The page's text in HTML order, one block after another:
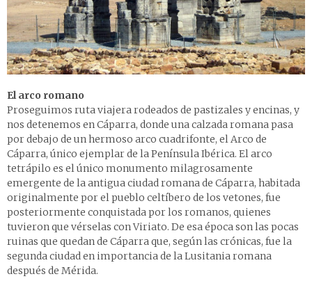
El arco romano
Proseguimos ruta viajera rodeados de pastizales y encinas, y
nos detenemos en Cáparra, donde una calzada romana pasa
por debajo de un hermoso arco cuadrifonte, el Arco de
Cáparra, único ejemplar de la Península Ibérica. El arco
tetrápilo es el único monumento milagrosamente
emergente de la antigua ciudad romana de Cáparra, habitada
originalmente por el pueblo celtíbero de los vetones, fue
posteriormente conquistada por los romanos, quienes
tuvieron que vérselas con Viriato. De esa época son las pocas
ruinas que quedan de Cáparra que, según las crónicas, fue la
segunda ciudad en importancia de la Lusitania romana
después de Mérida.